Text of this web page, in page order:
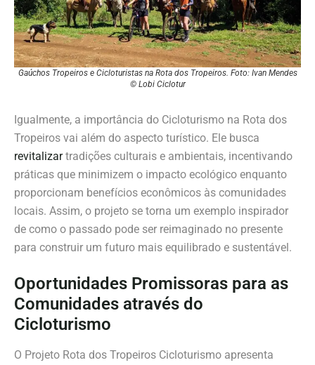
Gaúchos Tropeiros e Cicloturistas na Rota dos Tropeiros. Foto: Ivan Mendes
© Lobi Ciclotur
Igualmente, a importância do Cicloturismo na Rota dos
Tropeiros vai além do aspecto turístico. Ele busca
revitalizartradições culturais e ambientais, incentivando
práticas que minimizem o impacto ecológico enquanto
proporcionam benefícios econômicos às comunidades
locais. Assim, o projeto se torna um exemplo inspirador
de como o passado pode ser reimaginado no presente
para construir um futuro mais equilibrado e sustentável.
Oportunidades Promissoras para as
Comunidades através do
Cicloturismo
O Projeto Rota dos Tropeiros Cicloturismo apresenta